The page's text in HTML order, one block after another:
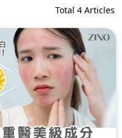
Total 4 Articles